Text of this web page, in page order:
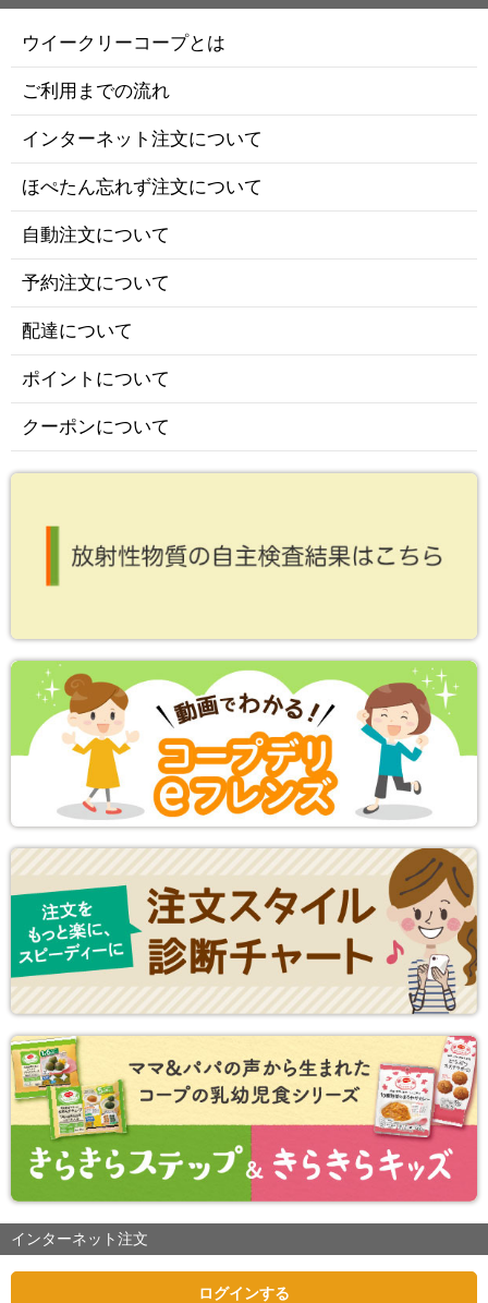
ウイークリーコープとは
ご利用までの流れ
インターネット注文について
ほぺたん忘れず注文について
自動注文について
予約注文について
配達について
ポイントについて
クーポンについて
インターネット注文
ログインする